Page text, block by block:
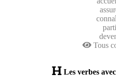
Tous
Les verbes